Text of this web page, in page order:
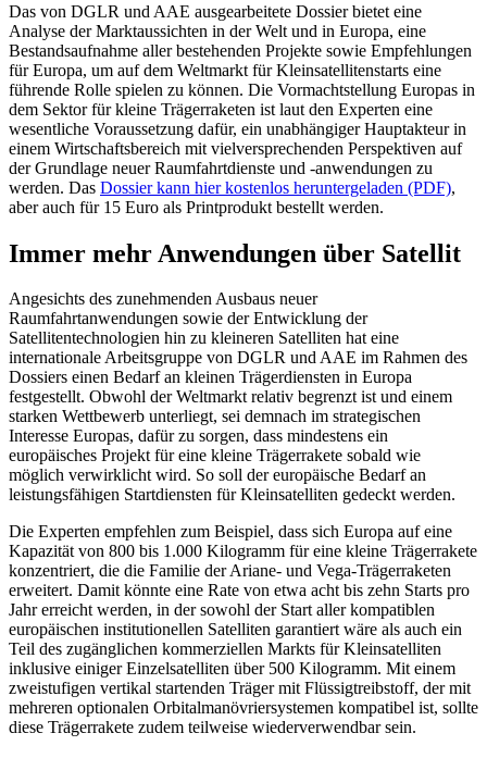
Das von DGLR und AAE ausgearbeitete Dossier bietet eine
Analyse der Marktaussichten in der Welt und in Europa, eine
Bestandsaufnahme aller bestehenden Projekte sowie Empfehlungen
für Europa, um auf dem Weltmarkt für Kleinsatellitenstarts eine
führende Rolle spielen zu können. Die Vormachtstellung Europas in
dem Sektor für kleine Trägerraketen ist laut den Experten eine
wesentliche Voraussetzung dafür, ein unabhängiger Hauptakteur in
einem Wirtschaftsbereich mit vielversprechenden Perspektiven auf
der Grundlage neuer Raumfahrtdienste und -anwendungen zu
werden. Das Dossier kann hier kostenlos heruntergeladen (PDF),
aber auch für 15 Euro als Printprodukt bestellt werden.
Immer mehr Anwendungen über Satellit
Angesichts des zunehmenden Ausbaus neuer
Raumfahrtanwendungen sowie der Entwicklung der
Satellitentechnologien hin zu kleineren Satelliten hat eine
internationale Arbeitsgruppe von DGLR und AAE im Rahmen des
Dossiers einen Bedarf an kleinen Trägerdiensten in Europa
festgestellt. Obwohl der Weltmarkt relativ begrenzt ist und einem
starken Wettbewerb unterliegt, sei demnach im strategischen
Interesse Europas, dafür zu sorgen, dass mindestens ein
europäisches Projekt für eine kleine Trägerrakete sobald wie
möglich verwirklicht wird. So soll der europäische Bedarf an
leistungsfähigen Startdiensten für Kleinsatelliten gedeckt werden.
Die Experten empfehlen zum Beispiel, dass sich Europa auf eine
Kapazität von 800 bis 1.000 Kilogramm für eine kleine Trägerrakete
konzentriert, die die Familie der Ariane- und Vega-Trägerraketen
erweitert. Damit könnte eine Rate von etwa acht bis zehn Starts pro
Jahr erreicht werden, in der sowohl der Start aller kompatiblen
europäischen institutionellen Satelliten garantiert wäre als auch ein
Teil des zugänglichen kommerziellen Markts für Kleinsatelliten
inklusive einiger Einzelsatelliten über 500 Kilogramm. Mit einem
zweistufigen vertikal startenden Träger mit Flüssigtreibstoff, der mit
mehreren optionalen Orbitalmanövriersystemen kompatibel ist, sollte
diese Trägerrakete zudem teilweise wiederverwendbar sein.